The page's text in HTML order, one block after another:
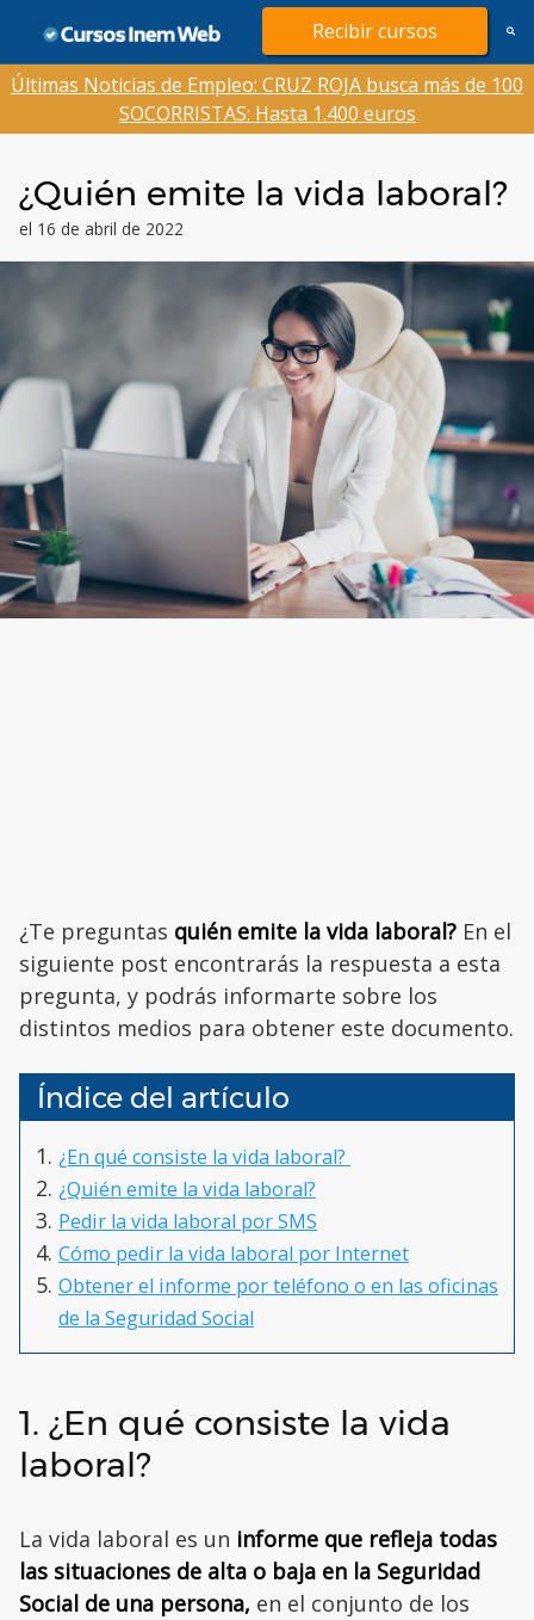
contenido
Recibir cursos
Últimas Noticias de Empleo: CRUZ ROJA busca más de 100
SOCORRISTAS: Hasta 1.400 euros
¿Quién emite la vida laboral?
el 16 de abril de 2022
¿Te preguntas quién emite la vida laboral? En el
siguiente post encontrarás la respuesta a esta
pregunta, y podrás informarte sobre los
distintos medios para obtener este documento.
Índice del artículo
¿En qué consiste la vida laboral?
¿Quién emite la vida laboral?
Pedir la vida laboral por SMS
Cómo pedir la vida laboral por Internet
Obtener el informe por teléfono o en las oficinas
de la Seguridad Social
1. ¿En qué consiste la vida
laboral?
La vida laboral es un informe que refleja todas
las situaciones de alta o baja en la Seguridad
Social de una persona, en el conjunto de los